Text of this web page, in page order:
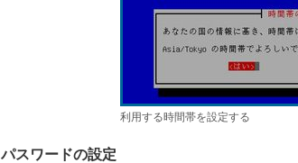
利用する時間帯を設定する
パスワードの設定